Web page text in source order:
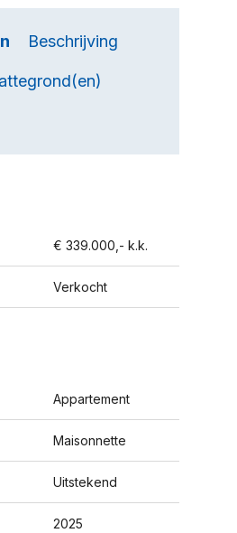
Beschrijving
€ 339.000,- k.k.
Verkocht
Appartement
Maisonnette
Uitstekend
2025